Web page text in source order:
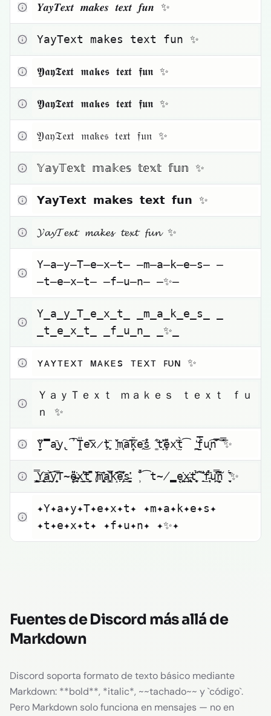
𝒀𝒂𝒚𝑻𝒆𝒙𝒕 𝒎𝒂𝒌𝒆𝒔 𝒕𝒆𝒙𝒕 𝒇𝒖𝒏 ✨
𝚈𝚊𝚢𝚃𝚎𝚡𝚝 𝚖𝚊𝚔𝚎𝚜 𝚝𝚎𝚡𝚝 𝚏𝚞𝚗 ✨
𝖄𝖆𝖞𝕿𝖊𝖝𝖙 𝖒𝖆𝖐𝖊𝖘 𝖙𝖊𝖝𝖙 𝖋𝖚𝖓 ✨
𝖄𝖆𝖞𝕿𝖊𝖝𝖙 𝖒𝖆𝖐𝖊𝖘 𝖙𝖊𝖝𝖙 𝖋𝖚𝖓 ✨
𝔜𝔞𝔶𝔗𝔢𝔵𝔱 𝔪𝔞𝔨𝔢𝔰 𝔱𝔢𝔵𝔱 𝔣𝔲𝔫 ✨
𝕐𝕒𝕪𝕋𝕖𝕩𝕥 𝕞𝕒𝕜𝕖𝕤 𝕥𝕖𝕩𝕥 𝕗𝕦𝕟 ✨
𝗬𝗮𝘆𝗧𝗲𝘅𝘁 𝗺𝗮𝗸𝗲𝘀 𝘁𝗲𝘅𝘁 𝗳𝘂𝗻 ✨
𝓨𝓪𝔂𝓣𝓮𝔁𝓽 𝓶𝓪𝓴𝓮𝓼 𝓽𝓮𝔁𝓽 𝓯𝓾𝓷 ✨
Y̶a̶y̶T̶e̶x̶t̶ ̶m̶a̶k̶e̶s̶
̶t̶e̶x̶t̶ ̶f̶u̶n̶ ̶✨̶
Y̲a̲y̲T̲e̲x̲t̲ ̲m̲a̲k̲e̲s̲
̲t̲e̲x̲t̲ ̲f̲u̲n̲ ̲✨̲
ʏᴀʏᴛᴇxᴛ ᴍᴀᴋᴇs ᴛᴇxᴛ ꜰᴜɴ ✨
ＹａｙＴｅｘｔ ｍａｋｅｓ ｔｅｘｔ ｆｕ
ｎ ✨
Haz clic para copiar
̦̋̀Y​̤̞̿a​͉͍̄y​̢̉͡T​̪̹̎e​̓̏͞x​̷̧̀t​̮͎̏ ​͍̌̽m​͔̜͠a​̇͝͡k​̩̭̆e​̯̄͜s​́̌̾ ​͚̾̋t​̟̽͞e​̥̎̕x​̖̍͞t​̰̀͡ ​̪̒͟f​̱̔̅u​̩͉͡n​̅̋͠ ​̄̿͞✨
Haz clic para copiar
̱̠̞̜͇̿͜Y​̢͉̩̖͢͟͝a​͍̙̯̄̊̀͡y​̛͎̱̹̝̅̇T​̴̥̠̞̎̎̃e​̶̵͉̱̜̫̇x​͚̲̱̾͢͝͠t​̩͖̞͍̙̋̚ ​̸̻̙̌̌̌͠m​̢̬͙͈͎͂̕a​̛͇͓̅̌̈̚k​̝̇̈̏̎̇͠e​̡̣̋̾̃̍͢s​̵̙͚͈͈̍̕ ​̹̐̈̆́̚͡t​̴̸̧̳̜̖̖e​̠͉̤̖̇͟͜x​̶̶̢͖̪͉̇t​̨̼͎̮̈̉͠ ​̖̭̄̃̐̍͟f​̵̨͕̈̉̏̀u​̭̪̇̆̓̿͠n​̠̠̦̹̇̌̎ ​͉̬̦̑̏̓́✨
Haz clic para copiar
✦Y✦a✦y✦T✦e✦x✦t✦ ✦m✦a✦k✦e✦s✦
✦t✦e✦x✦t✦ ✦f✦u✦n✦ ✦✨✦
Fuentes de Discord más allá de
Markdown
Discord soporta formato de texto básico mediante
Markdown: **bold**, *italic*, ~~tachado~~ y `código`.
Pero Markdown solo funciona en mensajes — no en